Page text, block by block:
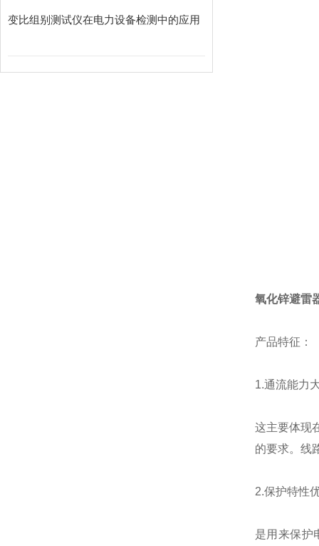
变比组别测试仪在电力设备检测中的应用
氧化锌避雷
产品特征：
1.通流能力
这主要体现
的要求。线
2.保护特性
是用来保护